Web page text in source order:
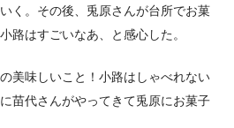
く。その後、兎原さんが台所でお菓
路はすごいなあ、と感心した。
美味しいこと！小路はしゃべれない
苗代さんがやってきて兎原にお菓子